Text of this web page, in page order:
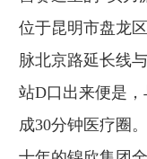
位于昆明市盘龙
脉北京路延长线
站D口出来便是
成30分钟医疗圈